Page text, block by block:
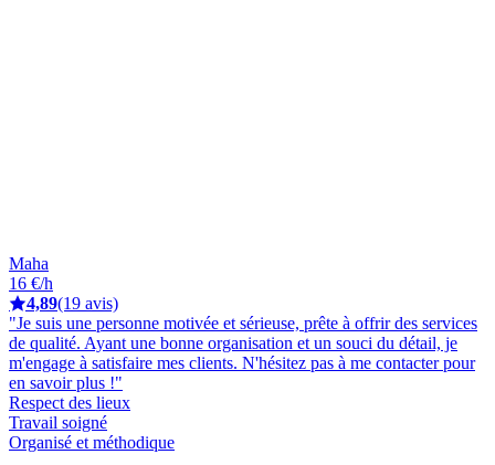
Maha
16 €/h
4,89(19 avis)
"Je suis une personne motivée et sérieuse, prête à offrir des services
de qualité. Ayant une bonne organisation et un souci du détail, je
m'engage à satisfaire mes clients. N'hésitez pas à me contacter pour
en savoir plus !"
Respect des lieux
Travail soigné
Organisé et méthodique